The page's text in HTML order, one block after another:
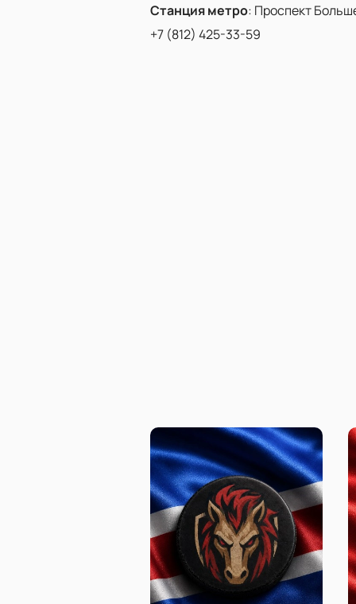
Станция метро: Проспект
+7 (812) 425-33-59